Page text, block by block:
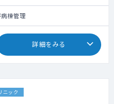
棟管理
詳細をみる
ニック